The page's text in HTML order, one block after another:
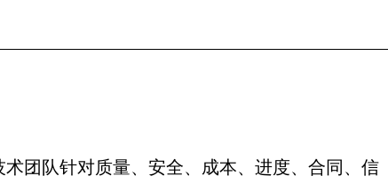
团队针对质量、安全、成本、进度、合同、信